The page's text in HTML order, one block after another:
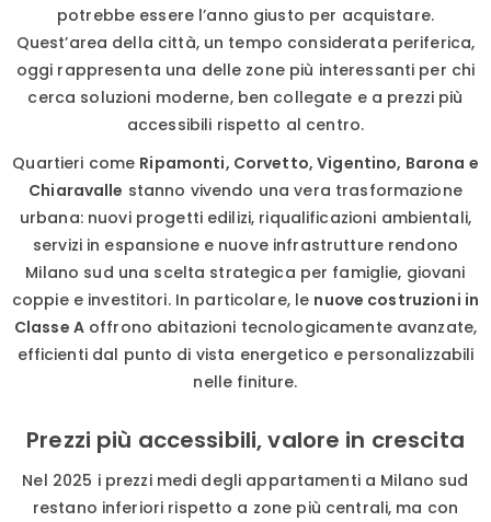
potrebbe essere l’anno giusto per acquistare.
Quest’area della città, un tempo considerata periferica,
oggi rappresenta una delle zone più interessanti per chi
cerca soluzioni moderne, ben collegate e a prezzi più
accessibili rispetto al centro.
Quartieri come Ripamonti, Corvetto, Vigentino, Barona e
Chiaravalle stanno vivendo una vera trasformazione
urbana: nuovi progetti edilizi, riqualificazioni ambientali,
servizi in espansione e nuove infrastrutture rendono
Milano sud una scelta strategica per famiglie, giovani
coppie e investitori. In particolare, le nuove costruzioni in
Classe Aoffrono abitazioni tecnologicamente avanzate,
efficienti dal punto di vista energetico e personalizzabili
nelle finiture.
Prezzi più accessibili, valore in crescita
Nel 2025 i prezzi medi degli appartamenti a Milano sud
restano inferiori rispetto a zone più centrali, ma con